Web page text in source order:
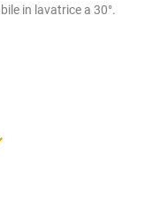
in lavatrice a 30°.